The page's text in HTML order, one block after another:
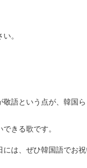
。
敬語という点が、韓国
きる歌です。
には、ぜひ韓国語でお祝